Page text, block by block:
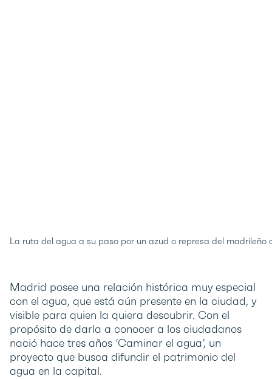
La ruta del agua a su paso por un azud o represa del madrileño
Madrid posee una relación histórica muy especial
con el agua, que está aún presente en la ciudad, y
visible para quien la quiera descubrir. Con el
propósito de darla a conocer a los ciudadanos
nació hace tres años ‘Caminar el agua’, un
proyecto que busca difundir el patrimonio del
agua en la capital.